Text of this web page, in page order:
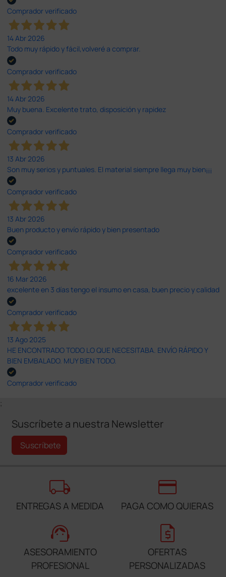
Comprador verificado
14 Abr 2026
Todo muy rápido y fácil,volveré a comprar.
Comprador verificado
14 Abr 2026
Muy buena. Excelente trato, disposición y rapidez
Comprador verificado
13 Abr 2026
Son muy serios y puntuales. El material siempre llega muy bien¡¡¡
Comprador verificado
13 Abr 2026
Buen producto y envío rápido y bien presentado
Comprador verificado
16 Mar 2026
excelente en 3 días tengo el insumo en casa, buen precio y calidad
Comprador verificado
13 Ago 2025
HE ENCONTRADO TODO LO QUE NECESITABA. ENVÍO RÁPIDO Y
BIEN EMBALADO. MUY BIEN TODO.
Comprador verificado
;
Suscríbete a nuestra Newsletter
Suscríbete
local_shipping
ENTREGAS A MEDIDA
credit_card
PAGA COMO QUIERAS
support_agent
ASESORAMIENTO
PROFESIONAL
request_quote
OFERTAS
PERSONALIZADAS